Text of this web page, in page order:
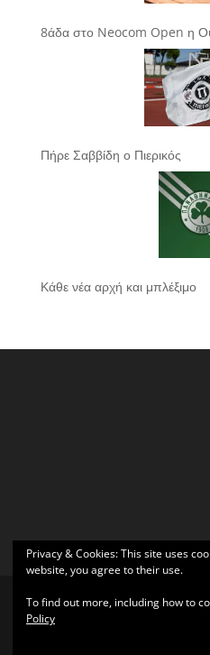
8άδα στο Neocom Open η
Πήρε Σαββίδη ο Πιερικός
Κάθε νέα αρχή και μπλέξιμο
Σχεδιάστηκε από
Privacy & Cookies: This site uses
website, you agree to their use.
To find out more, including how to
Policy